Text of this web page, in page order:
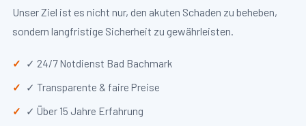
Unser Ziel ist es nicht nur, den akuten Schaden zu beheben,
sondern langfristige Sicherheit zu gewährleisten.
✓ 24/7 Notdienst Bad Bachmark
✓ Transparente & faire Preise
✓ Über 15 Jahre Erfahrung